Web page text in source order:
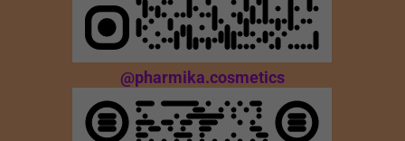
@pharmika.cosmetics